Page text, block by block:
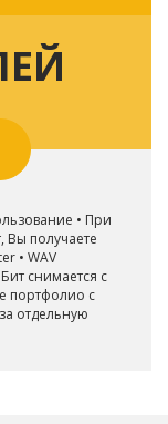
за
• При
Вы получаете
• WAV
снимается с
портфолио с
отдельную